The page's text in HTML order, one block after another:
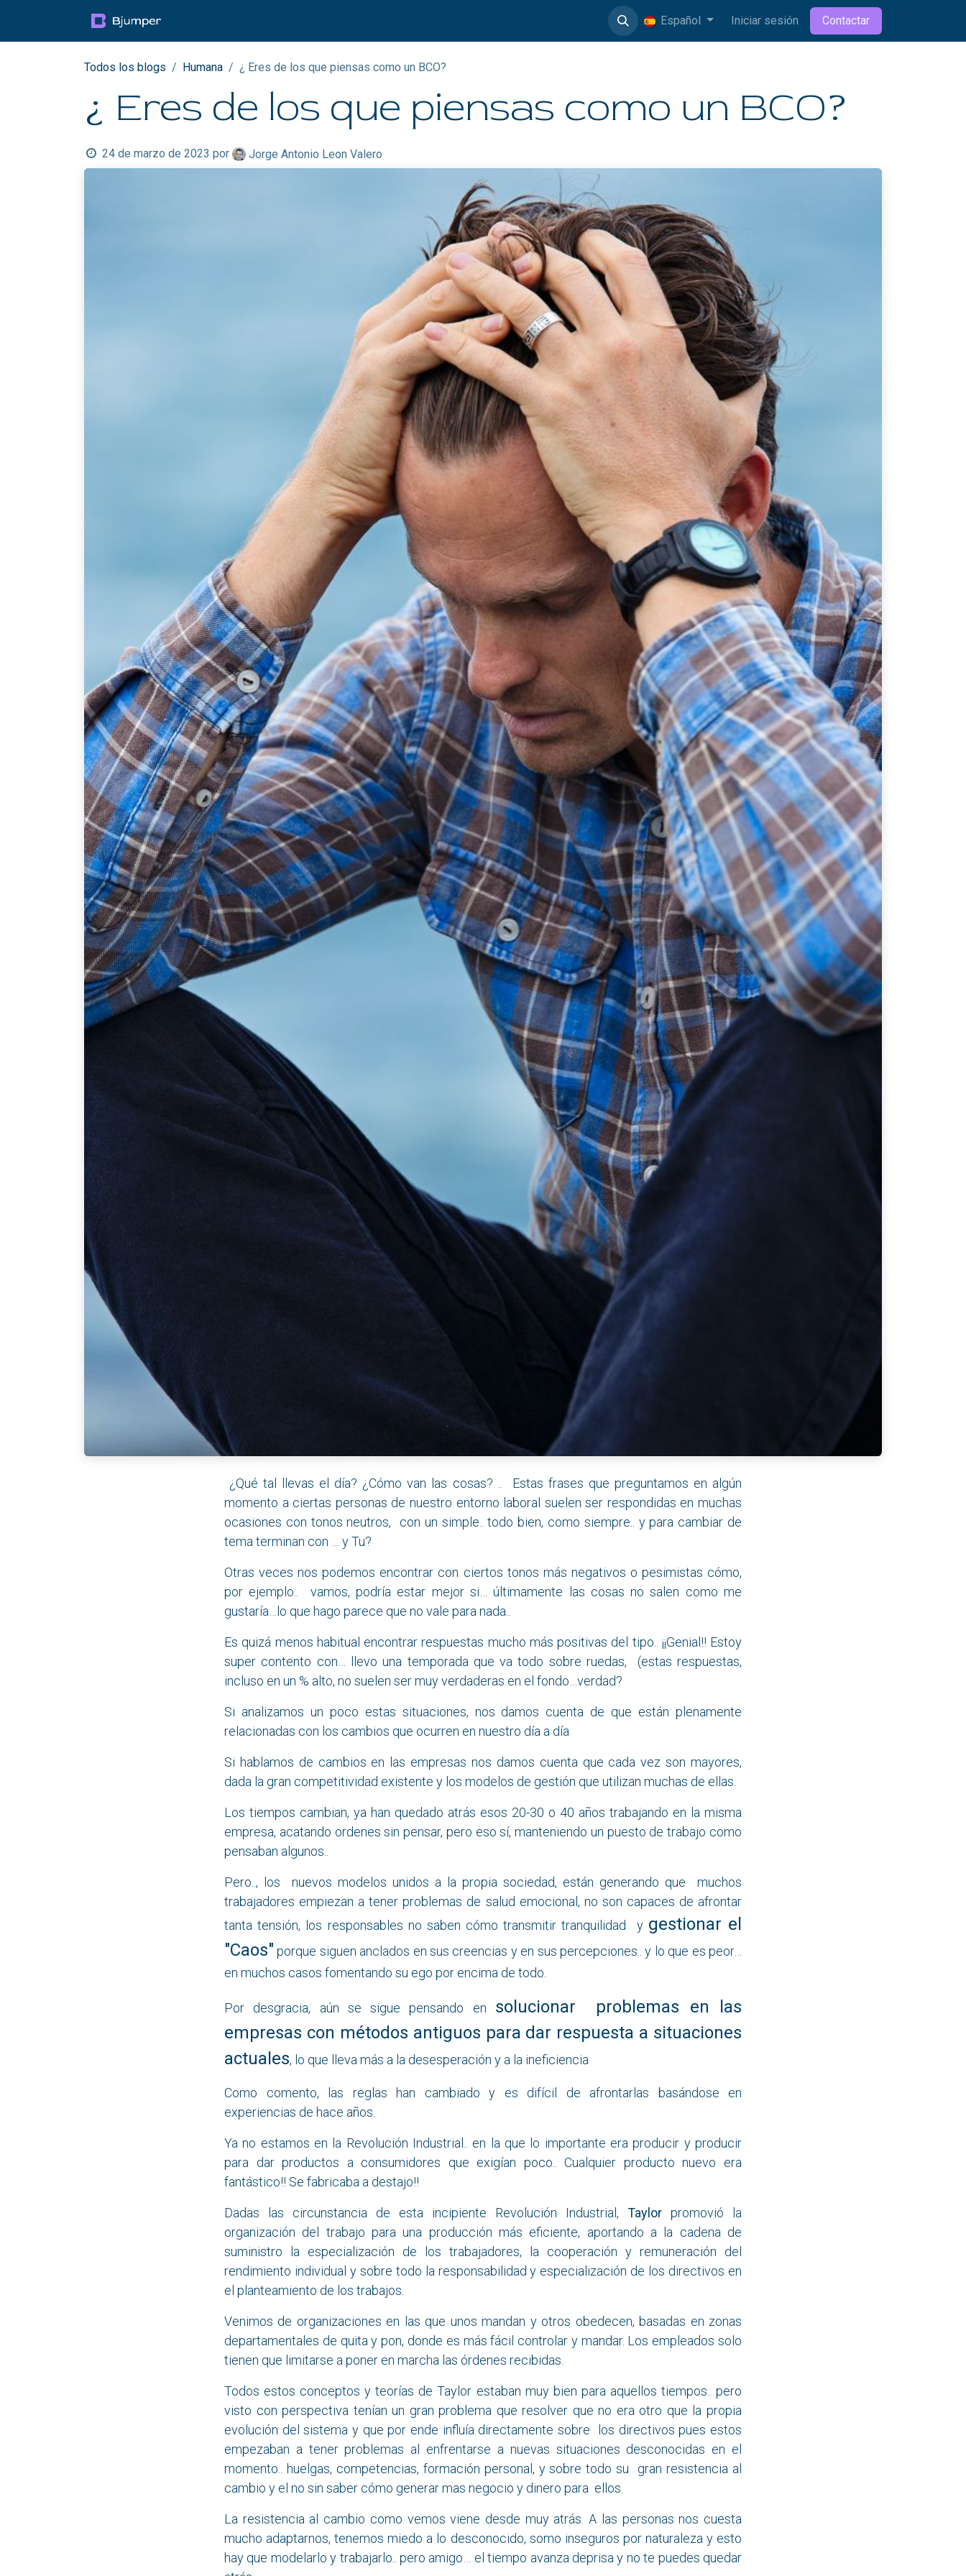
Español Iniciar sesión Contactar
Todos los blogs Humana ¿ Eres de los que piensas como un BCO?
¿ Eres de los que piensas como un BCO?
24 de marzo de 2023 por Jorge Antonio Leon Valero
¿Qué tal llevas el día? ¿Cómo van las cosas? .. Estas frases que preguntamos en algún
momento a ciertas personas de nuestro entorno laboral suelen ser respondidas en muchas
ocasiones con tonos neutros, con un simple.. todo bien, como siempre.. y para cambiar de
tema terminan con … y Tu?
Otras veces nos podemos encontrar con ciertos tonos más negativos o pesimistas cómo,
por ejemplo.. vamos, podría estar mejor si… últimamente las cosas no salen como me
gustaría…lo que hago parece que no vale para nada..
Es quizá menos habitual encontrar respuestas mucho más positivas del tipo.. ¡¡Genial!! Estoy
super contento con… llevo una temporada que va todo sobre ruedas, (estas respuestas,
incluso en un % alto, no suelen ser muy verdaderas en el fondo…verdad?
Si analizamos un poco estas situaciones, nos damos cuenta de que están plenamente
relacionadas con los cambios que ocurren en nuestro día a día
Si hablamos de cambios en las empresas nos damos cuenta que cada vez son mayores,
dada la gran competitividad existente y los modelos de gestión que utilizan muchas de ellas.
Los tiempos cambian, ya han quedado atrás esos 20-30 o 40 años trabajando en la misma
empresa, acatando ordenes sin pensar, pero eso sí, manteniendo un puesto de trabajo como
pensaban algunos..
Pero.., los nuevos modelos unidos a la propia sociedad, están generando que muchos
trabajadores empiezan a tener problemas de salud emocional, no son capaces de afrontar
tanta tensión, los responsables no saben cómo transmitir tranquilidad y gestionar el
"Caos" porque siguen anclados en sus creencias y en sus percepciones.. y lo que es peor…
en muchos casos fomentando su ego por encima de todo.
Por desgracia, aún se sigue pensando en solucionar problemas en las
empresas con métodos antiguos para dar respuesta a situaciones
actuales, lo que lleva más a la desesperación y a la ineficiencia
Como comento, las reglas han cambiado y es difícil de afrontarlas basándose en
experiencias de hace años.
Ya no estamos en la Revolución Industrial.. en la que lo importante era producir y producir
para dar productos a consumidores que exigían poco.. Cualquier producto nuevo era
fantástico!! Se fabricaba a destajo!!
Dadas las circunstancia de esta incipiente Revolución Industrial, Taylor promovió la
organización del trabajo para una producción más eficiente, aportando a la cadena de
suministro la especialización de los trabajadores, la cooperación y remuneración del
rendimiento individual y sobre todo la responsabilidad y especialización de los directivos en
el planteamiento de los trabajos.
Venimos de organizaciones en las que unos mandan y otros obedecen, basadas en zonas
departamentales de quita y pon, donde es más fácil controlar y mandar. Los empleados solo
tienen que limitarse a poner en marcha las órdenes recibidas.
Todos estos conceptos y teorías de Taylor estaban muy bien para aquellos tiempos.. pero
visto con perspectiva tenían un gran problema que resolver que no era otro que la propia
evolución del sistema y que por ende influía directamente sobre los directivos pues estos
empezaban a tener problemas al enfrentarse a nuevas situaciones desconocidas en el
momento.. huelgas, competencias, formación personal, y sobre todo su gran resistencia al
cambio y el no sin saber cómo generar mas negocio y dinero para ellos.
La resistencia al cambio como vemos viene desde muy atrás. A las personas nos cuesta
mucho adaptarnos, tenemos miedo a lo desconocido, somo inseguros por naturaleza y esto
hay que modelarlo y trabajarlo.. pero amigo… el tiempo avanza deprisa y no te puedes quedar